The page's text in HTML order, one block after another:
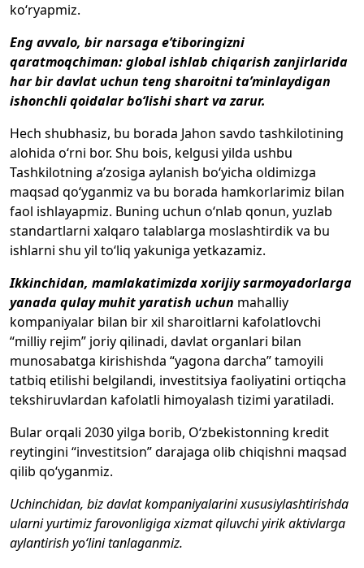
ko‘ryapmiz.
Eng avvalo, bir narsaga e’tiboringizni
qaratmoqchiman: global ishlab chiqarish zanjirlarida
har bir davlat uchun teng sharoitni ta’minlaydigan
ishonchli qoidalar bo‘lishi shart va zarur.
Hech shubhasiz, bu borada Jahon savdo tashkilotining
alohida o‘rni bor. Shu bois, kelgusi yilda ushbu
Tashkilotning a’zosiga aylanish bo‘yicha oldimizga
maqsad qo‘yganmiz va bu borada hamkorlarimiz bilan
faol ishlayapmiz. Buning uchun o‘nlab qonun, yuzlab
standartlarni xalqaro talablarga moslashtirdik va bu
ishlarni shu yil to‘liq yakuniga yetkazamiz.
Ikkinchidan, mamlakatimizda xorijiy sarmoyadorlarga
yanada qulay muhit yaratish uchun mahalliy
kompaniyalar bilan bir xil sharoitlarni kafolatlovchi
“milliy rejim” joriy qilinadi, davlat organlari bilan
munosabatga kirishishda “yagona darcha” tamoyili
tatbiq etilishi belgilandi, investitsiya faoliyatini ortiqcha
tekshiruvlardan kafolatli himoyalash tizimi yaratiladi.
Bular orqali 2030 yilga borib, O‘zbekistonning kredit
reytingini “investitsion” darajaga olib chiqishni maqsad
qilib qo‘yganmiz.
Uchinchidan, biz davlat kompaniyalarini xususiylashtirishda
ularni yurtimiz farovonligiga xizmat qiluvchi yirik aktivlarga
aylantirish yo‘lini tanlaganmiz.